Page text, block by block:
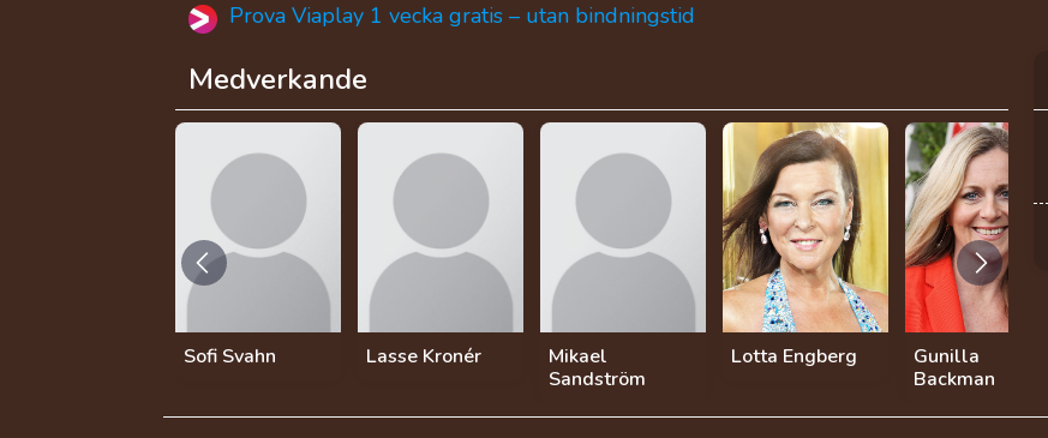
Prova Viaplay 1 vecka gratis – utan bindningstid
Medverkande
Sofi Svahn Lasse Kronér
Mikael
Sandström
Lotta Engberg
Gunilla
Backman